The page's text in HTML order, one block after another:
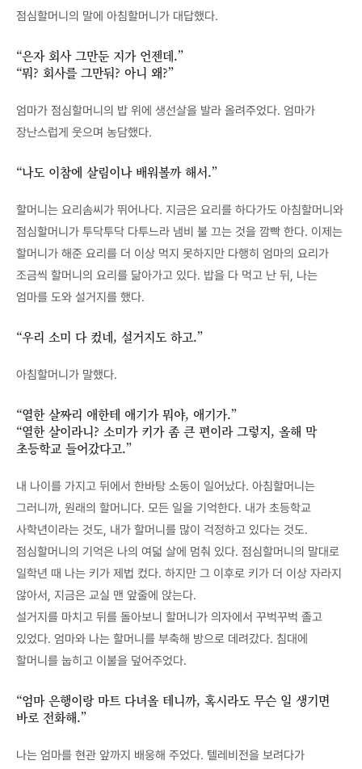
점심할머니의 말에 아침할머니가 대답했다.
“은자 회사 그만둔 지가 언젠데.”
“뭐? 회사를 그만둬? 아니 왜?”
엄마가 점심할머니의 밥 위에 생선살을 발라 올려주었다. 엄마가
장난스럽게 웃으며 농담했다.
“나도 이참에 살림이나 배워볼까 해서.”
할머니는 요리솜씨가 뛰어나다. 지금은 요리를 하다가도 아침할머니와
점심할머니가 투닥투닥 다투느라 냄비 불 끄는 것을 깜빡 한다. 이제는
할머니가 해준 요리를 더 이상 먹지 못하지만 다행히 엄마의 요리가
조금씩 할머니의 요리를 닮아가고 있다. 밥을 다 먹고 난 뒤, 나는
엄마를 도와 설거지를 했다.
“우리 소미 다 컸네, 설거지도 하고.”
아침할머니가 말했다.
“열한 살짜리 애한테 애기가 뭐야, 애기가.”
“열한 살이라니? 소미가 키가 좀 큰 편이라 그렇지, 올해 막
초등학교 들어갔다고.”
내 나이를 가지고 뒤에서 한바탕 소동이 일어났다. 아침할머니는
그러니까, 원래의 할머니다. 모든 일을 기억한다. 내가 초등학교
사학년이라는 것도, 내가 할머니를 많이 걱정하고 있다는 것도.
점심할머니의 기억은 나의 여덟 살에 멈춰 있다. 점심할머니의 말대로
일학년 때 나는 키가 제법 컸다. 하지만 그 이후로 키가 더 이상 자라지
않아서, 지금은 교실 맨 앞줄에 앉는다.
설거지를 마치고 뒤를 돌아보니 할머니가 의자에서 꾸벅꾸벅 졸고
있었다. 엄마와 나는 할머니를 부축해 방으로 데려갔다. 침대에
할머니를 눕히고 이불을 덮어주었다.
“엄마 은행이랑 마트 다녀올 테니까, 혹시라도 무슨 일 생기면
바로 전화해.”
나는 엄마를 현관 앞까지 배웅해 주었다. 텔레비전을 보려다가